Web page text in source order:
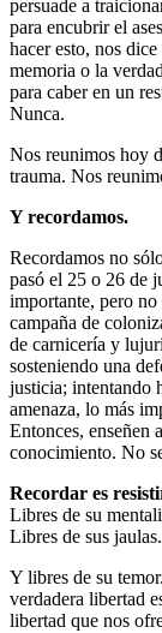
persuade a
para encubrir el
hacer esto, nos
memoria o la
para caber en un
Nunca.
Nos reunimos hoy
trauma. Nos
Y recordamos.
Recordamos no
pasó el 25 o 26 de
importante, pero
campaña de
de carnicería y
sosteniendo una
justicia; intentando
amenaza, lo más
Entonces, enseñen
conocimiento. No
Recordar es
Libres de su
Libres de sus
Y libres de su
verdadera libertad
libertad que nos